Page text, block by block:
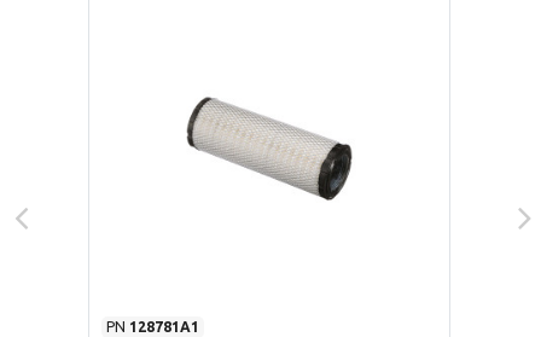
PN 128781A1